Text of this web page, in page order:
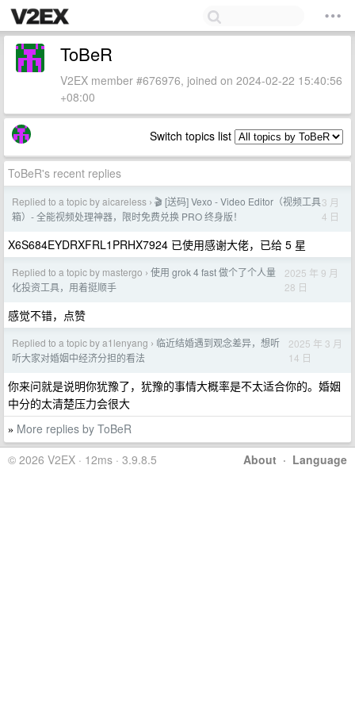
ToBeR
V2EX member #676976, joined on 2024-02-22 15:40:56
+08:00
Switch topics list
ToBeR's recent replies
Replied to a topic by aicareless › 🎬 [送码] Vexo - Video Editor（视频工具
箱）- 全能视频处理神器，限时免费兑换 PRO 终身版！
3 月
4 日
X6S684EYDRXFRL1PRHX7924 已使用感谢大佬，已给 5 星
Replied to a topic by mastergo › 使用 grok 4 fast 做个了个人量
化投资工具，用着挺顺手
2025 年 9 月
28 日
感觉不错，点赞
Replied to a topic by a1lenyang › 临近结婚遇到观念差异，想听
听大家对婚姻中经济分担的看法
2025 年 3 月
14 日
你来问就是说明你犹豫了，犹豫的事情大概率是不太适合你的。婚姻
中分的太清楚压力会很大
» More replies by ToBeR
About · Language
© 2026 V2EX · 12ms · 3.9.8.5